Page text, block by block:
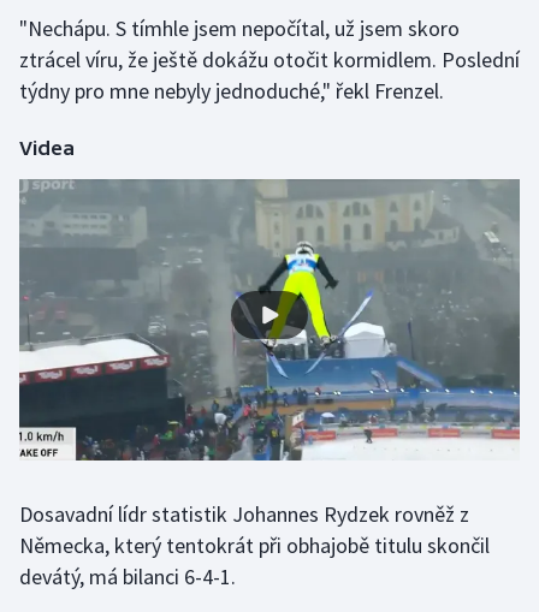
Motorsport
Olympijské hry
Plavání
Plážový volejbal
Ragby
Rychlobruslení
Rychlostní kanoistika
Sportovní střelba
Stolní tenis
"Nechápu. S tímhle jsem nepočítal, už jsem skoro
ztrácel víru, že ještě dokážu otočit kormidlem. Poslední
týdny pro mne nebyly jednoduché," řekl Frenzel.
Videa
Dosavadní lídr statistik Johannes Rydzek rovněž z
Německa, který tentokrát při obhajobě titulu skončil
devátý, má bilanci 6-4-1.